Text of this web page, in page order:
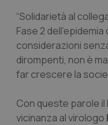
“Solidarietà al
Fase 2
considerazioni
dirompenti, non è
far crescere la
Con queste parole il
vicinanza al virologo